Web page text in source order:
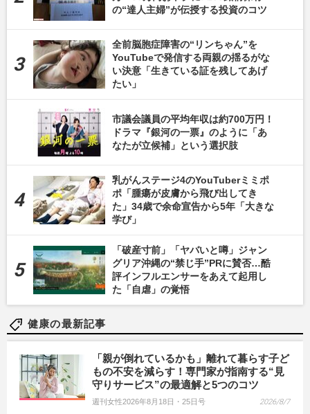
の“達人主婦”が伝授する投資のコツ
全前脳胞症障害の“リンちゃん”を
YouTubeで発信する両親の揺るがな
い決意「生きている証を残してあげ
たい」
市議会議員の平均年収は約700万円！
ドラマ『銀河の一票』のように「あ
なたが立候補」という選択肢
乳がんステージ4のYouTuberミミポ
ポ「腫瘍が皮膚から飛び出してき
た」34歳で余命宣告から5年「大きな
学び」
「破産寸前」「ヤバいと噂」ジャン
グリア沖縄の“禁じ手”PRに賛否…酷
評インフルエンサーをあえて起用し
た「自虐」の覚悟
健康の最新記事
「親が倒れているかも」離れて暮らす子ど
もの不安を減らす！専門家が指南する“見
守りサービス”の最適解と5つのコツ
週刊女性2026年8月18日・25日号 2026/8/7